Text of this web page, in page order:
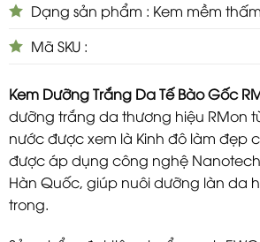
Dạng sản phẩm : Kem mềm
Mã SKU :
Kem Dưỡng Trắng Da Tế Bào Gốc
dưỡng trắng da thương hiệu RMon
nước được xem là Kinh đô làm đẹp
được áp dụng công nghệ
Hàn Quốc, giúp nuôi dưỡng làn da
trong.